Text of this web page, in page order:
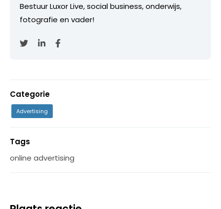
Bestuur Luxor Live, social business, onderwijs,
fotografie en vader!
Categorie
Advertising
Tags
online advertising